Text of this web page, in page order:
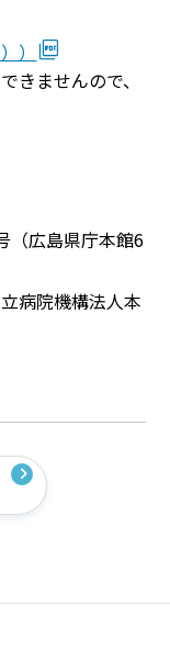
）
きませんので、
広島県庁本館6
機構法人本